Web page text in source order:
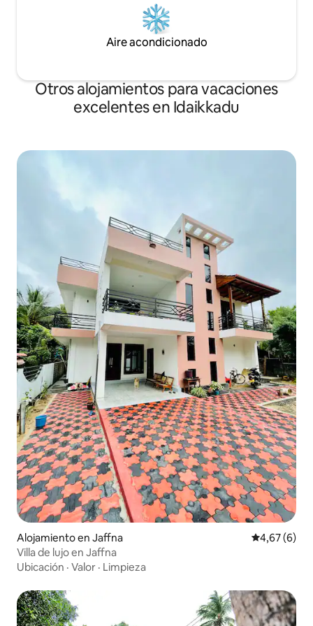
Aire acondicionado
Otros alojamientos para vacaciones
excelentes en Idaikkadu
Alojamiento en Jaffna Calificación
4,67 (6)
Villa de lujo en Jaffna
Ubicación · Valor · Limpieza